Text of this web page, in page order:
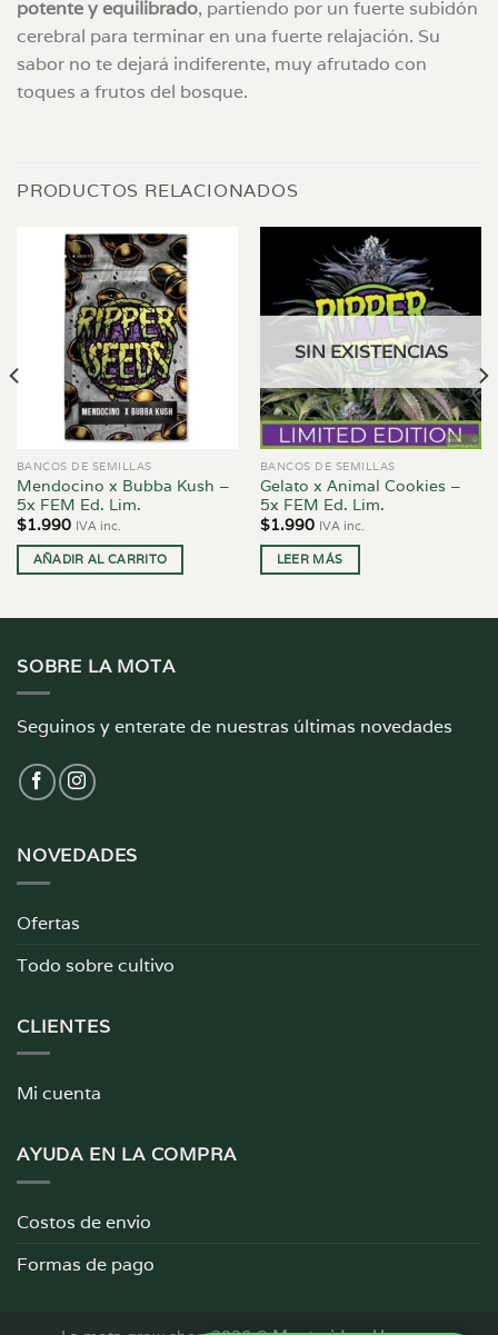
potente y equilibrado, partiendo por un fuerte subidón
cerebral para terminar en una fuerte relajación. Su
sabor no te dejará indiferente, muy afrutado con
toques a frutos del bosque.
PRODUCTOS RELACIONADOS
BANCOS DE SEMILLAS
Mendocino x Bubba Kush –
5x FEM Ed. Lim.
$1.990 IVA inc.
AÑADIR AL CARRITO
SIN EXISTENCIAS
BANCOS DE SEMILLAS
Gelato x Animal Cookies –
5x FEM Ed. Lim.
$1.990 IVA inc.
LEER MÁS
SOBRE LA MOTA
Seguinos y enterate de nuestras últimas novedades
NOVEDADES
Ofertas
Todo sobre cultivo
CLIENTES
Mi cuenta
AYUDA EN LA COMPRA
Costos de envio
Formas de pago